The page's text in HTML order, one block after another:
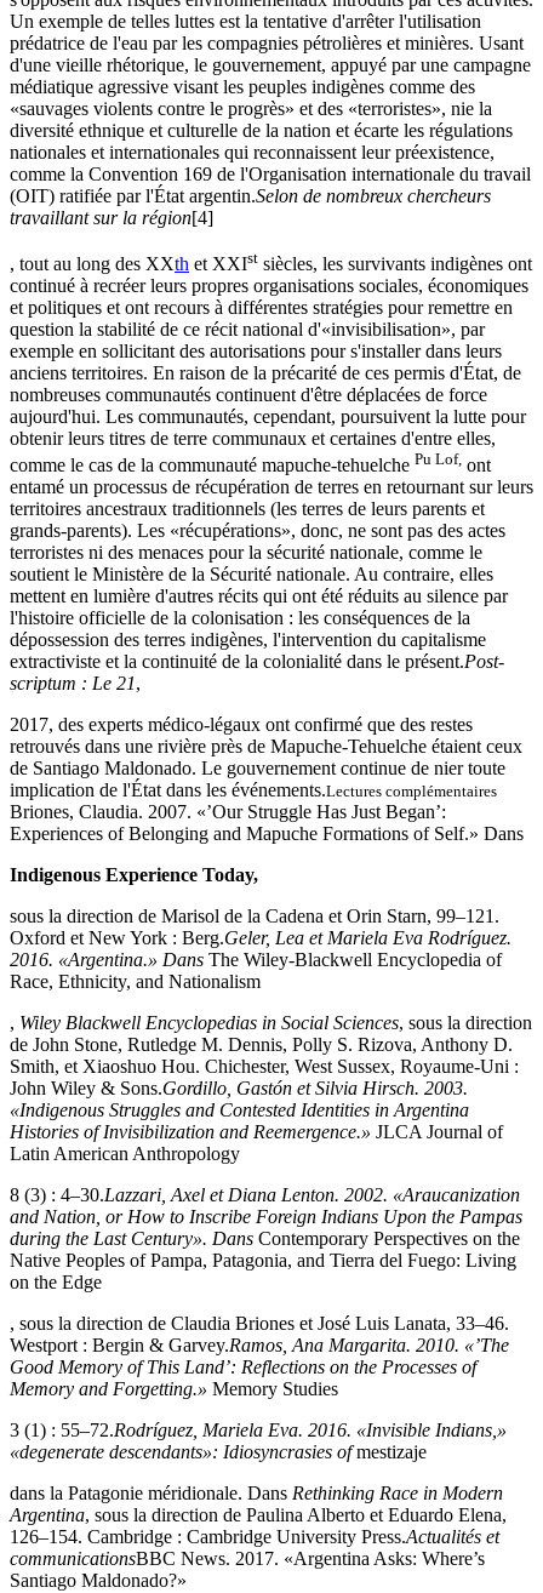
Un exemple de telles luttes est la tentative d'arrêter l'utilisation
prédatrice de l'eau par les compagnies pétrolières et minières. Usant
d'une vieille rhétorique, le gouvernement, appuyé par une campagne
médiatique agressive visant les peuples indigènes comme des
«sauvages violents contre le progrès» et des «terroristes», nie la
diversité ethnique et culturelle de la nation et écarte les régulations
nationales et internationales qui reconnaissent leur préexistence,
comme la Convention 169 de l'Organisation internationale du travail
(OIT) ratifiée par l'État argentin.Selon de nombreux chercheurs
travaillant sur la région[4]
, tout au long des XXth et XXIst siècles, les survivants indigènes ont
continué à recréer leurs propres organisations sociales, économiques
et politiques et ont recours à différentes stratégies pour remettre en
question la stabilité de ce récit national d'«invisibilisation», par
exemple en sollicitant des autorisations pour s'installer dans leurs
anciens territoires. En raison de la précarité de ces permis d'État, de
nombreuses communautés continuent d'être déplacées de force
aujourd'hui. Les communautés, cependant, poursuivent la lutte pour
obtenir leurs titres de terre communaux et certaines d'entre elles,
comme le cas de la communauté mapuche-tehuelche Pu Lof, ont
entamé un processus de récupération de terres en retournant sur leurs
territoires ancestraux traditionnels (les terres de leurs parents et
grands-parents). Les «récupérations», donc, ne sont pas des actes
terroristes ni des menaces pour la sécurité nationale, comme le
soutient le Ministère de la Sécurité nationale. Au contraire, elles
mettent en lumière d'autres récits qui ont été réduits au silence par
l'histoire officielle de la colonisation : les conséquences de la
dépossession des terres indigènes, l'intervention du capitalisme
extractiviste et la continuité de la colonialité dans le présent.Post-
scriptum : Le 21,
2017, des experts médico-légaux ont confirmé que des restes
retrouvés dans une rivière près de Mapuche-Tehuelche étaient ceux
de Santiago Maldonado. Le gouvernement continue de nier toute
implication de l'État dans les événements.Lectures complémentaires
Briones, Claudia. 2007. «’Our Struggle Has Just Began’:
Experiences of Belonging and Mapuche Formations of Self.» Dans
Indigenous Experience Today,
sous la direction de Marisol de la Cadena et Orin Starn, 99–121.
Oxford et New York : Berg.Geler, Lea et Mariela Eva Rodríguez.
2016. «Argentina.» Dans The Wiley-Blackwell Encyclopedia of
Race, Ethnicity, and Nationalism
, Wiley Blackwell Encyclopedias in Social Sciences, sous la direction
de John Stone, Rutledge M. Dennis, Polly S. Rizova, Anthony D.
Smith, et Xiaoshuo Hou. Chichester, West Sussex, Royaume-Uni :
John Wiley & Sons.Gordillo, Gastón et Silvia Hirsch. 2003.
«Indigenous Struggles and Contested Identities in Argentina
Histories of Invisibilization and Reemergence.» JLCA Journal of
Latin American Anthropology
8 (3) : 4–30.Lazzari, Axel et Diana Lenton. 2002. «Araucanization
and Nation, or How to Inscribe Foreign Indians Upon the Pampas
during the Last Century». Dans Contemporary Perspectives on the
Native Peoples of Pampa, Patagonia, and Tierra del Fuego: Living
on the Edge
, sous la direction de Claudia Briones et José Luis Lanata, 33–46.
Westport : Bergin & Garvey.Ramos, Ana Margarita. 2010. «’The
Good Memory of This Land’: Reflections on the Processes of
Memory and Forgetting.» Memory Studies
3 (1) : 55–72.Rodríguez, Mariela Eva. 2016. «Invisible Indians,»
«degenerate descendants»: Idiosyncrasies ofmestizaje
dans la Patagonie méridionale. Dans Rethinking Race in Modern
Argentina, sous la direction de Paulina Alberto et Eduardo Elena,
126–154. Cambridge : Cambridge University Press.Actualités et
communicationsBBC News. 2017. «Argentina Asks: Where’s
Santiago Maldonado?»